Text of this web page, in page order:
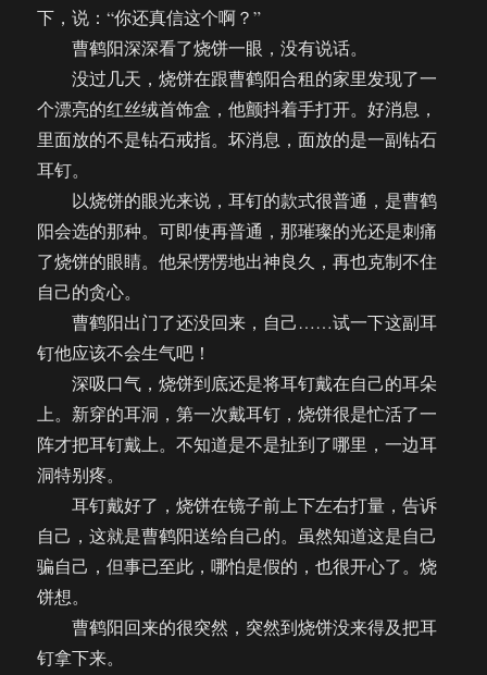
下，说：“你还真信这个啊？”
曹鹤阳深深看了烧饼一眼，没有说话。
没过几天，烧饼在跟曹鹤阳合租的家里发现了一
个漂亮的红丝绒首饰盒，他颤抖着手打开。好消息，
里面放的不是钻石戒指。坏消息，面放的是一副钻石
耳钉。
以烧饼的眼光来说，耳钉的款式很普通，是曹鹤
阳会选的那种。可即使再普通，那璀璨的光还是刺痛
了烧饼的眼睛。他呆愣愣地出神良久，再也克制不住
自己的贪心。
曹鹤阳出门了还没回来，自己……试一下这副耳
钉他应该不会生气吧！
深吸口气，烧饼到底还是将耳钉戴在自己的耳朵
上。新穿的耳洞，第一次戴耳钉，烧饼很是忙活了一
阵才把耳钉戴上。不知道是不是扯到了哪里，一边耳
洞特别疼。
耳钉戴好了，烧饼在镜子前上下左右打量，告诉
自己，这就是曹鹤阳送给自己的。虽然知道这是自己
骗自己，但事已至此，哪怕是假的，也很开心了。烧
饼想。
曹鹤阳回来的很突然，突然到烧饼没来得及把耳
钉拿下来。